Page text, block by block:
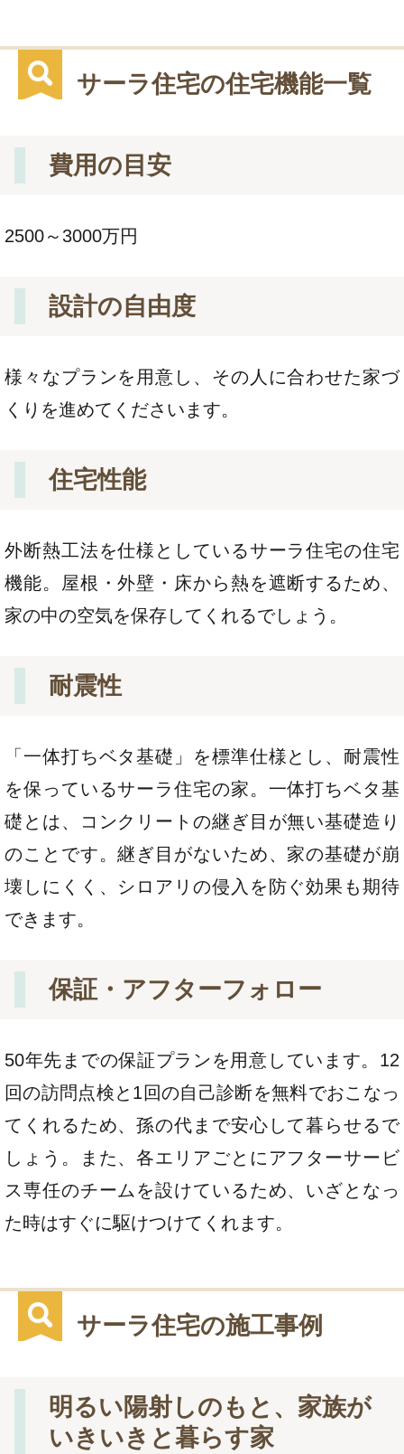
サーラ住宅の住宅機能一覧
費用の目安
2500～3000万円
設計の自由度
様々なプランを用意し、その人に合わせた家づ
くりを進めてくださいます。
住宅性能
外断熱工法を仕様としているサーラ住宅の住宅
機能。屋根・外壁・床から熱を遮断するため、
家の中の空気を保存してくれるでしょう。
耐震性
「一体打ちベタ基礎」を標準仕様とし、耐震性
を保っているサーラ住宅の家。一体打ちベタ基
礎とは、コンクリートの継ぎ目が無い基礎造り
のことです。継ぎ目がないため、家の基礎が崩
壊しにくく、シロアリの侵入を防ぐ効果も期待
できます。
保証・アフターフォロー
50年先までの保証プランを用意しています。12
回の訪問点検と1回の自己診断を無料でおこなっ
てくれるため、孫の代まで安心して暮らせるで
しょう。また、各エリアごとにアフターサービ
ス専任のチームを設けているため、いざとなっ
た時はすぐに駆けつけてくれます。
サーラ住宅の施工事例
明るい陽射しのもと、家族が
いきいきと暮らす家